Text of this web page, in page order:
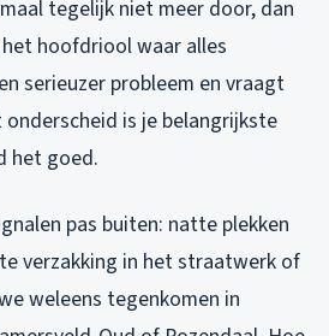
tegelijk niet meer door, dan
hoofdriool waar alles
serieuzer probleem en vraagt
is je belangrijkste
het goed.
pas buiten: natte plekken
verzakking in het straatwerk of
weleens tegenkomen in